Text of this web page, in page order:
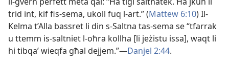
trid int, kif fis-sema, ukoll fuq l-art.” (Mattew 6:10) Il-
Kelma t’Alla bassret li din s-Saltna tas-sema se “tfarrak
u ttemm is-saltniet l-oħra kollha [li jeżistu issa], waqt li
hi tibqaʼ wieqfa għal dejjem.”—Danjel 2:44.